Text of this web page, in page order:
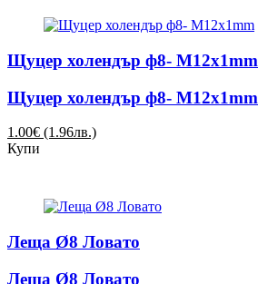
Щуцер холендър ф8- M12х1mm
Щуцер холендър ф8- M12х1mm
1.00€ (1.96лв.)
Купи
Леща Ø8 Ловато
Леща Ø8 Ловато